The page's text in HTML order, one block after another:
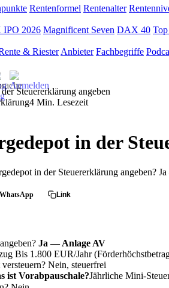
Rentenformel Rentenalter
IPO 2026 Magnificent Seven DAX 40
& Riester Anbieter Fachbegriffe
4 Min. Lesezeit
in der
in der Steuererklärung angeben?
WhatsApp Link
Ja — Anlage AV
Bis 1.800 EUR/Jahr
Nein, steuerfrei
ist Vorabpauschale?Jährliche Mini-